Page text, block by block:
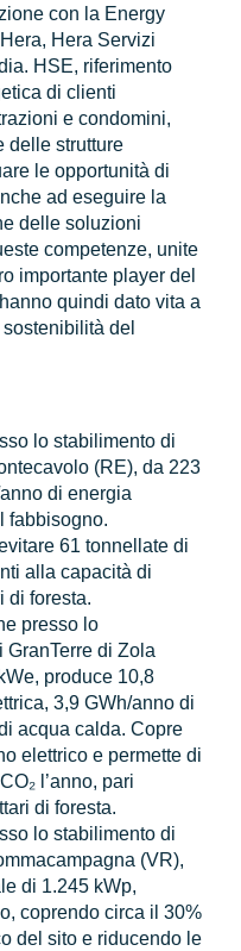
con la Energy
Hera Servizi
HSE, riferimento
di clienti
e condomini,
delle strutture
le opportunità di
ad eseguire la
delle soluzioni
competenze, unite
importante player del
quindi dato vita a
del
lo stabilimento di
(RE), da 223
di energia
fabbisogno.
61 tonnellate di
alla capacità di
di foresta.
presso lo
di Zola
produce 10,8
3,9 GWh/anno di
acqua calda. Copre
elettrico e permette di
l’anno, pari
di foresta.
lo stabilimento di
(VR),
di 1.245 kWp,
coprendo circa il 30%
del sito e riducendo le